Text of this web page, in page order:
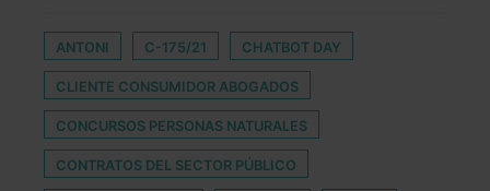
ANTONI C-175/21 CHATBOT DAY
CLIENTE CONSUMIDOR ABOGADOS
CONCURSOS PERSONAS NATURALES
CONTRATOS DEL SECTOR PÚBLICO